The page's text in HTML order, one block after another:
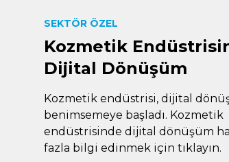
SEKTÖR ÖZEL
Kozmetik
Dijital Dönüşüm
Kozmetik endüstrisi, dijital
benimsemeye başladı. Kozmetik
endüstrisinde dijital dönüşüm
fazla bilgi edinmek için tıklayın.